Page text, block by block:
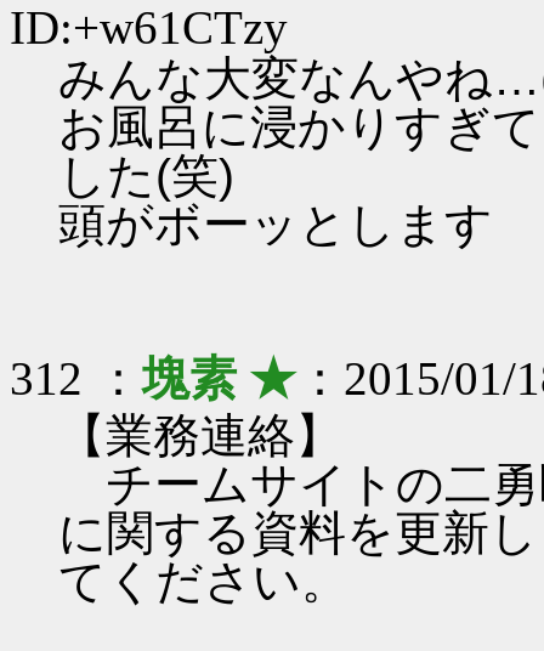
ID:+w61CTzy
みんな大変なんやね
お風呂に浸かりすぎ
した(笑)
頭がボーッとします
312 ：塊素 ★：2015/01/
【業務連絡】
チームサイトの二
に関する資料を更新
てください。